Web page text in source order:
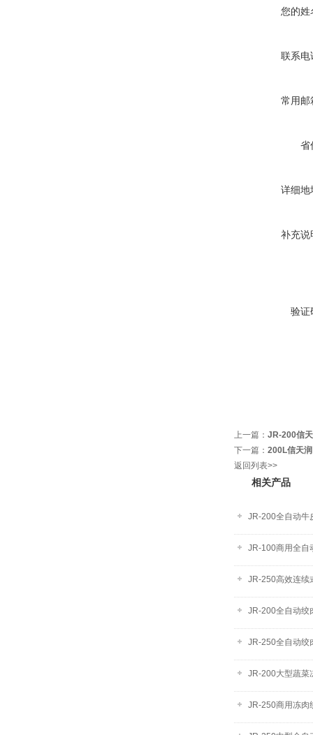
您的姓
联系电
常用邮
省
详细地
补充说
验证
上一篇： JR-200信
下一篇： 200L信天
返回列表>>
相关产品
JR-200全自动牛
JR-100商用全自
JR-250高效连续
JR-200全自动绞
JR-250全自动绞
JR-200大型蔬菜
JR-250商用冻肉